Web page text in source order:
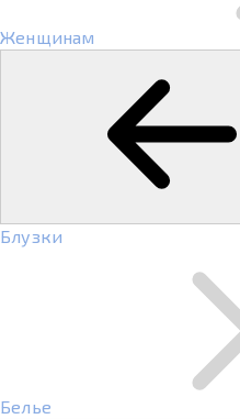
Женщинам
Блузки
Белье